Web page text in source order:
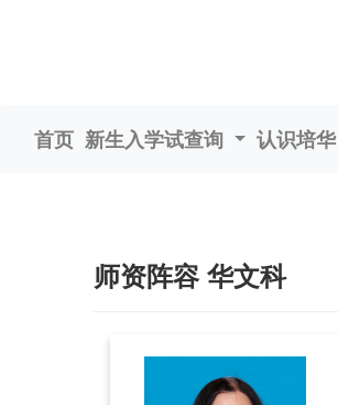
首页 新生入学试查询 认识培华
师资阵容 华文科